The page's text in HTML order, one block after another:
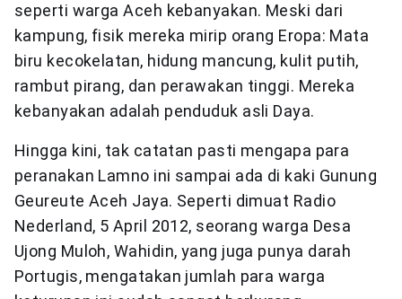
seperti warga Aceh kebanyakan. Meski dari
kampung, fisik mereka mirip orang Eropa: Mata
biru kecokelatan, hidung mancung, kulit putih,
rambut pirang, dan perawakan tinggi. Mereka
kebanyakan adalah penduduk asli Daya.
Hingga kini, tak catatan pasti mengapa para
peranakan Lamno ini sampai ada di kaki Gunung
Geureute Aceh Jaya. Seperti dimuat Radio
Nederland, 5 April 2012, seorang warga Desa
Ujong Muloh, Wahidin, yang juga punya darah
Portugis, mengatakan jumlah para warga